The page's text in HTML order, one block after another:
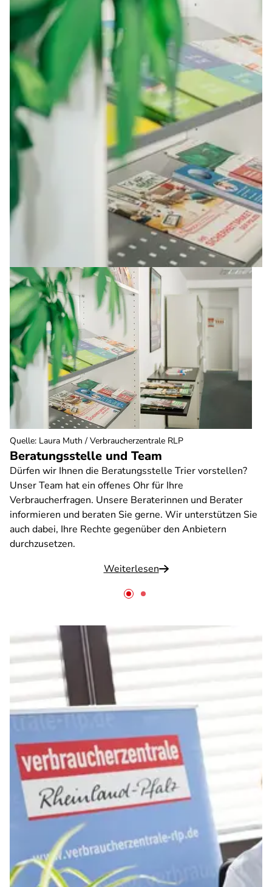
Beratungsstelle und Team
Dürfen wir Ihnen die Beratungsstelle Trier vorstellen?
Unser Team hat ein offenes Ohr für Ihre
Verbraucherfragen. Unsere Beraterinnen und Berater
informieren und beraten Sie gerne. Wir unterstützen Sie
auch dabei, Ihre Rechte gegenüber den Anbietern
durchzusetzen.
Weiterlesen
Quelle: Laura Muth / Verbraucherzentrale RLP